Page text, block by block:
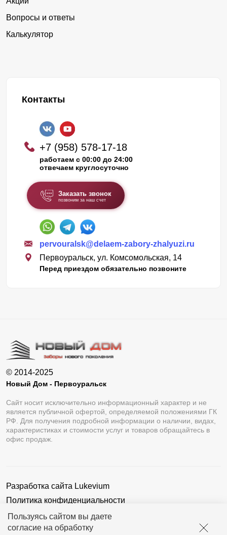
Пользуясь сайтом вы даете
согласие на обработку
Вопросы и ответы
Калькулятор
Контакты
+7 (958) 578-17-18
работаем с 00:00 до 24:00
отвечаем круглосуточно
Заказать звонок
позвоним за наш счет
pervouralsk@delaem-zabory-zhalyuzi.ru
Первоуральск, ул. Комсомольская, 14
Перед приездом обязательно позвоните
© 2014-2025
Новый Дом - Первоуральск
Сайт носит исключительно информационный характер и не
является публичной офертой, определяемой положениями ГК
РФ. Для получения подробной информации о наличии, видах,
характеристиках и стоимости услуг и товаров обращайтесь в
офис продаж.
Разработка сайта Lukevium
Политика конфиденциальности
Пользовательское соглашение